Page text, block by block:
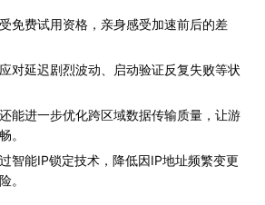
免费试用资格，亲身感受加速前后的差
对延迟剧烈波动、启动验证反复失败等状
还能进一步优化跨区域数据传输质量，让游
。
过智能IP锁定技术，降低因IP地址频繁变更
。